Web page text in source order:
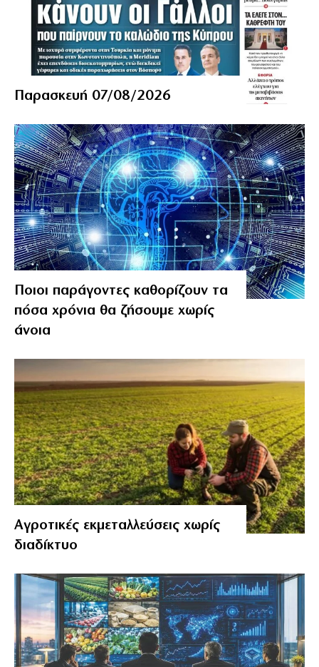
Παρασκευή 07/08/2026
Ποιοι παράγοντες καθορίζουν τα
πόσα χρόνια θα ζήσουμε χωρίς
άνοια
Αγροτικές εκμεταλλεύσεις χωρίς
διαδίκτυο